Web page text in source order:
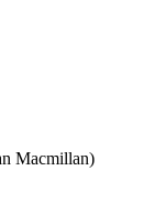
Macmillan)